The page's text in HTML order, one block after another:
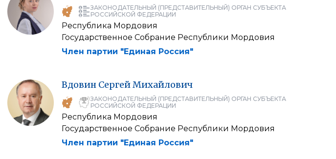
ЗАКОНОДАТЕЛЬНЫЙ (ПРЕДСТАВИТЕЛЬНЫЙ) ОРГАН СУБЪЕКТА
РОССИЙСКОЙ ФЕДЕРАЦИИ
Республика Мордовия
Государственное Собрание Республики Мордовия
Член партии "Единая Россия"
Вдовин Сергей Михайлович
ЗАКОНОДАТЕЛЬНЫЙ (ПРЕДСТАВИТЕЛЬНЫЙ) ОРГАН СУБЪЕКТА
РОССИЙСКОЙ ФЕДЕРАЦИИ
Республика Мордовия
Государственное Собрание Республики Мордовия
Член партии "Единая Россия"